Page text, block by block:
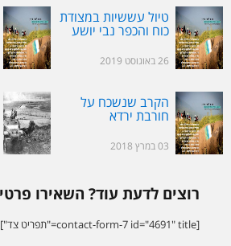
טיול עששיות במצודת
כוח והכפר נבי יושע
26 באוגוסט 2019
הקרב שנשכח על
חורבת ירדא
03 במרץ 2018
רוצים לדעת עוד? השאירו
[contact-form-7 id="4691" title="תפריט צד"]